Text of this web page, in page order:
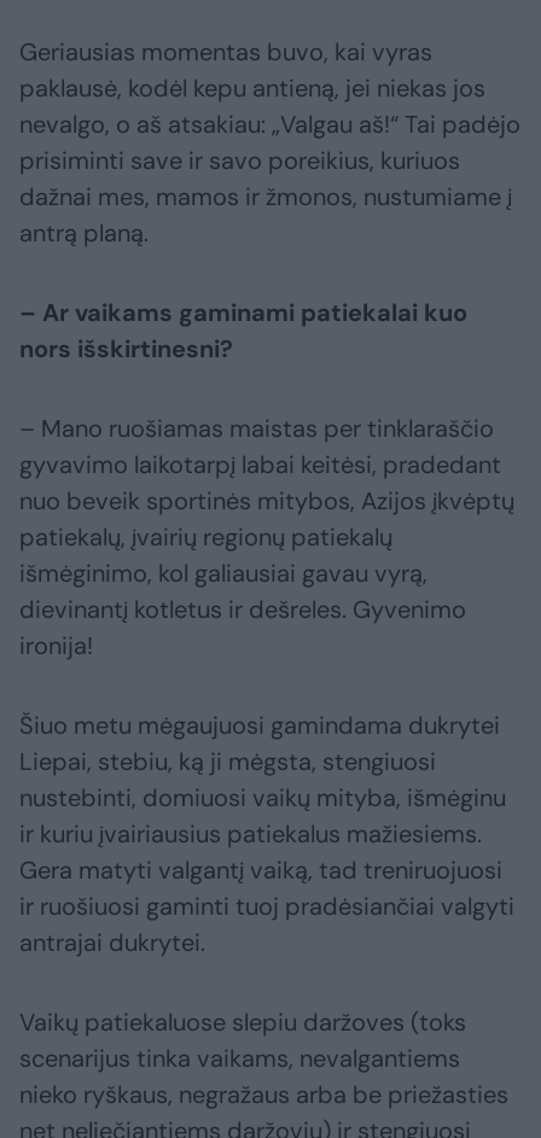
Geriausias momentas buvo, kai vyras
paklausė, kodėl kepu antieną, jei niekas jos
nevalgo, o aš atsakiau: „Valgau aš!“ Tai padėjo
prisiminti save ir savo poreikius, kuriuos
dažnai mes, mamos ir žmonos, nustumiame į
antrą planą.
– Ar vaikams gaminami patiekalai kuo
nors išskirtinesni?
– Mano ruošiamas maistas per tinklaraščio
gyvavimo laikotarpį labai keitėsi, pradedant
nuo beveik sportinės mitybos, Azijos įkvėptų
patiekalų, įvairių regionų patiekalų
išmėginimo, kol galiausiai gavau vyrą,
dievinantį kotletus ir dešreles. Gyvenimo
ironija!
Šiuo metu mėgaujuosi gamindama dukrytei
Liepai, stebiu, ką ji mėgsta, stengiuosi
nustebinti, domiuosi vaikų mityba, išmėginu
ir kuriu įvairiausius patiekalus mažiesiems.
Gera matyti valgantį vaiką, tad treniruojuosi
ir ruošiuosi gaminti tuoj pradėsiančiai valgyti
antrajai dukrytei.
Vaikų patiekaluose slepiu daržoves (toks
scenarijus tinka vaikams, nevalgantiems
nieko ryškaus, negražaus arba be priežasties
net neliečiantiems daržovių) ir stengiuosi